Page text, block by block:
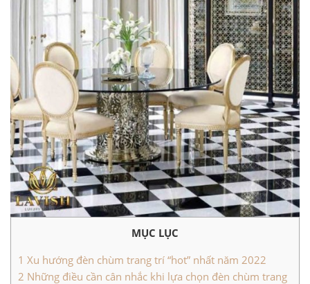
MỤC LỤC
1 Xu hướng đèn chùm trang trí “hot” nhất năm 2022
2 Những điều cần cân nhắc khi lựa chọn đèn chùm trang